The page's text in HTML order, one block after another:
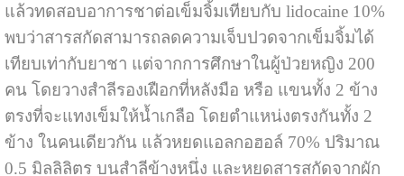
แล้วทดสอบอาการชาต่อเข็มจิ้มเทียบกับ lidocaine 10%
พบว่าสารสกัดสามารถลดความเจ็บปวดจากเข็มจิ้มได้
เทียบเท่ากับยาชา แต่จากการศึกษาในผู้ป่วยหญิง 200
คน โดยวางสำลีรองเฝือกที่หลังมือ หรือ แขนทั้ง 2 ข้าง
ตรงที่จะแทงเข็มให้น้ำเกลือ โดยตำแหน่งตรงกันทั้ง 2
ข้าง ในคนเดียวกัน แล้วหยดแอลกอฮอล์ 70% ปริมาณ
0.5 มิลลิลิตร บนสำลีข้างหนึ่ง และหยดสารสกัดจากผัก